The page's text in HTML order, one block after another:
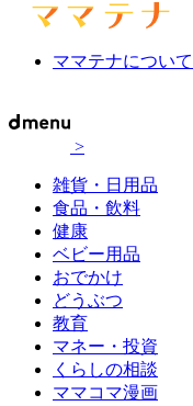
ママテナについて
>
雑貨・日用品
食品・飲料
健康
ベビー用品
おでかけ
どうぶつ
教育
マネー・投資
くらしの相談
ママコマ漫画